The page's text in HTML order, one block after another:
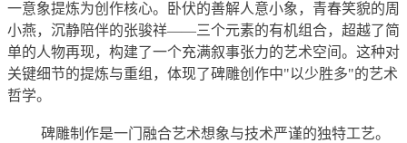
一意象提炼为创作核心。卧伏的善解人意小象，青春笑貌的周
小燕，沉静陪伴的张骏祥——三个元素的有机组合，超越了简
单的人物再现，构建了一个充满叙事张力的艺术空间。这种对
关键细节的提炼与重组，体现了碑雕创作中"以少胜多"的艺术
哲学。
碑雕制作是一门融合艺术想象与技术严谨的独特工艺。